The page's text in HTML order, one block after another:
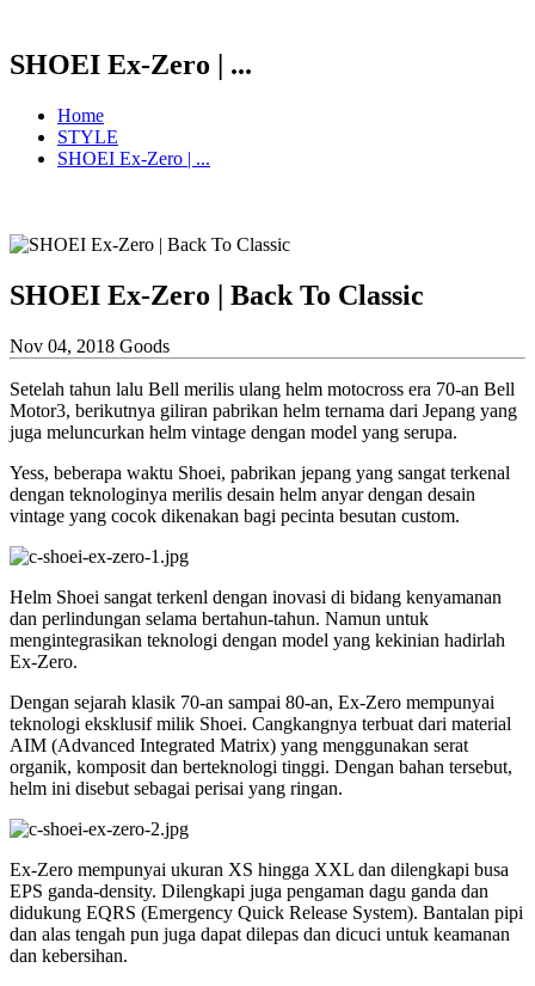
SHOEI Ex-Zero | ...
Home
STYLE
SHOEI Ex-Zero | ...
SHOEI Ex-Zero | Back To Classic
Nov 04, 2018 Goods
Setelah tahun lalu Bell merilis ulang helm motocross era 70-an Bell
Motor3, berikutnya giliran pabrikan helm ternama dari Jepang yang
juga meluncurkan helm vintage dengan model yang serupa.
Yess, beberapa waktu Shoei, pabrikan jepang yang sangat terkenal
dengan teknologinya merilis desain helm anyar dengan desain
vintage yang cocok dikenakan bagi pecinta besutan custom.
Helm Shoei sangat terkenl dengan inovasi di bidang kenyamanan
dan perlindungan selama bertahun-tahun. Namun untuk
mengintegrasikan teknologi dengan model yang kekinian hadirlah
Ex-Zero.
Dengan sejarah klasik 70-an sampai 80-an, Ex-Zero mempunyai
teknologi eksklusif milik Shoei. Cangkangnya terbuat dari material
AIM (Advanced Integrated Matrix) yang menggunakan serat
organik, komposit dan berteknologi tinggi. Dengan bahan tersebut,
helm ini disebut sebagai perisai yang ringan.
Ex-Zero mempunyai ukuran XS hingga XXL dan dilengkapi busa
EPS ganda-density. Dilengkapi juga pengaman dagu ganda dan
didukung EQRS (Emergency Quick Release System). Bantalan pipi
dan alas tengah pun juga dapat dilepas dan dicuci untuk keamanan
dan kebersihan.